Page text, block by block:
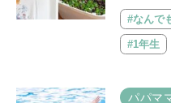
#なんで
#1年生
パパマ